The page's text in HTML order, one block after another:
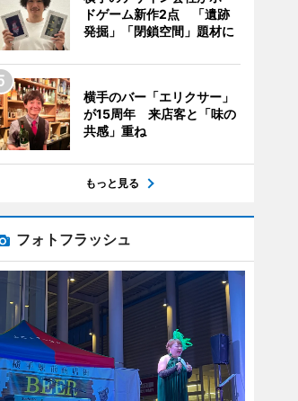
ドゲーム新作2点 「遺跡
発掘」「閉鎖空間」題材に
横手のバー「エリクサー」
が15周年 来店客と「味の
共感」重ね
もっと見る
フォトフラッシュ